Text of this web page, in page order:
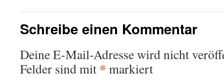
Schreibe einen Kommentar
Deine E-Mail-Adresse wird nicht
Felder sind mit * markiert